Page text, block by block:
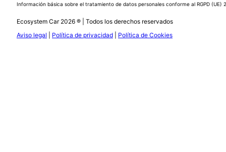
Información básica sobre el tratamiento de datos personales conforme al RGPD (UE)
Ecosystem Car 2026 ® | Todos los derechos reservados
Aviso legal
Política de privacidad Política de Cookies